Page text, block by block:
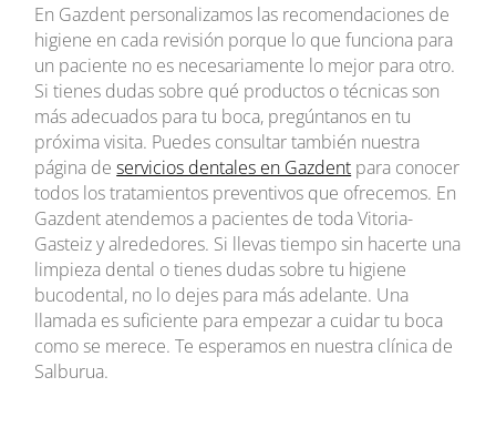
En Gazdent personalizamos las recomendaciones de
higiene en cada revisión porque lo que funciona para
un paciente no es necesariamente lo mejor para otro.
Si tienes dudas sobre qué productos o técnicas son
más adecuados para tu boca, pregúntanos en tu
próxima visita. Puedes consultar también nuestra
página deservicios dentales en Gazdent para conocer
todos los tratamientos preventivos que ofrecemos. En
Gazdent atendemos a pacientes de toda Vitoria-
Gasteiz y alrededores. Si llevas tiempo sin hacerte una
limpieza dental o tienes dudas sobre tu higiene
bucodental, no lo dejes para más adelante. Una
llamada es suficiente para empezar a cuidar tu boca
como se merece. Te esperamos en nuestra clínica de
Salburua.